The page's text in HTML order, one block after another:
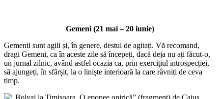
Gemeni (21 mai – 20 iunie)
Gemenii sunt agili și, în genere, destul de agitați. Vă recomand,
dragi Gemeni, ca în aceste zile să începeți, dacă deja nu ați făcut-o,
un jurnal zilnic, având astfel ocazia ca, prin exercițiul introspecției,
să ajungeți, în sfârșit, la o liniște interioară la care râvniți de ceva
timp.